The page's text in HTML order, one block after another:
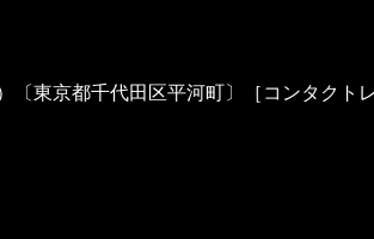
〔東京都千代田区平河町〕［コンタクトレ